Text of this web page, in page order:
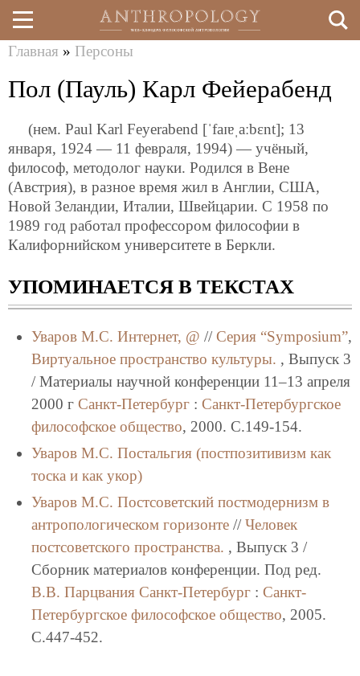
Перейти
к
содержанию
здесь
Главная » Персоны
Пол (Пауль) Карл Фейерабенд
(нем. Paul Karl Feyerabend [ˈfaɪɐˌaːbɛnt]; 13
января, 1924 — 11 февраля, 1994) — учёный,
философ, методолог науки. Родился в Вене
(Австрия), в разное время жил в Англии, США,
Новой Зеландии, Италии, Швейцарии. С 1958 по
1989 год работал профессором философии в
Калифорнийском университете в Беркли.
УПОМИНАЕТСЯ В ТЕКСТАХ
Уваров М.С. Интернет, @ // Серия “Symposium”,
Виртуальное пространство культуры. , Выпуск 3
/ Материалы научной конференции 11–13 апреля
2000 г Санкт-Петербург: Санкт-Петербургское
философское общество, 2000. C.149-154.
Уваров М.С. Постальгия (постпозитивизм как
тоска и как укор)
Уваров М.С. Постсоветский постмодернизм в
антропологическом горизонте// Человек
постсоветского пространства. , Выпуск 3 /
Сборник материалов конференции. Под ред.
В.В. Парцвания Санкт-Петербург: Санкт-
Петербургское философское общество, 2005.
C.447-452.